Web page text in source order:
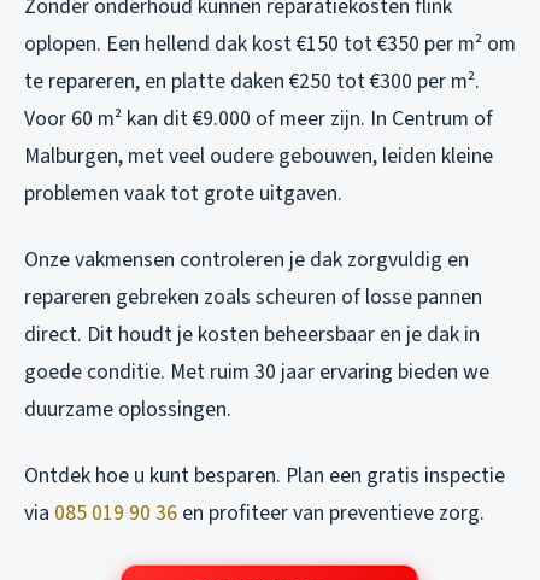
Zonder onderhoud kunnen reparatiekosten flink
oplopen. Een hellend dak kost €150 tot €350 per m² om
te repareren, en platte daken €250 tot €300 per m².
Voor 60 m² kan dit €9.000 of meer zijn. In Centrum of
Malburgen, met veel oudere gebouwen, leiden kleine
problemen vaak tot grote uitgaven.
Onze vakmensen controleren je dak zorgvuldig en
repareren gebreken zoals scheuren of losse pannen
direct. Dit houdt je kosten beheersbaar en je dak in
goede conditie. Met ruim 30 jaar ervaring bieden we
duurzame oplossingen.
Ontdek hoe u kunt besparen. Plan een gratis inspectie
via 085 019 90 36 en profiteer van preventieve zorg.